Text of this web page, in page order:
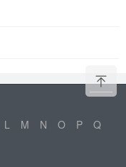
L M N O P
Q